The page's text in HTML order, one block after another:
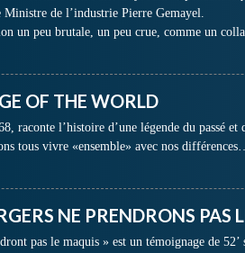
Ministre de l’industrie Pierre Gemayel.
un peu brutale, un peu crue, comme un
OF THE WORLD
raconte l’histoire d’une légende du passé
tous vivre «ensemble» avec nos
NE PRENDRONS PAS
pas le maquis » est un témoignage de 52’